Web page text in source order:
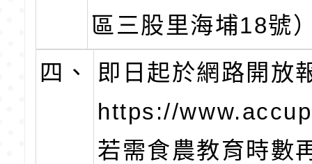
區三股里海埔18號
四、
即日起於網路開放
https://
若需食農教育時數